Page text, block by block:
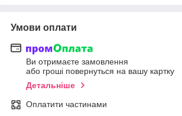
Умови оплати
Ви отримаєте замовлення
або гроші повернуться на вашу картку
Детальніше
Оплатити частинами